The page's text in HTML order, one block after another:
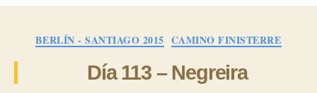
Categorías
BERLÍN - SANTIAGO 2015 CAMINO FINISTERRE
Día 113 – Negreira